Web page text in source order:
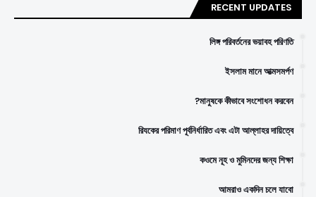
RECENT UPDATES
লিঙ্গ পরিবর্তনের ভয়াবহ পরিণতি
ইসলাম মানে আত্মসমর্পণ
মানুষকে কীভাবে সংশোধন করবেন?
রিযকের পরিমাণ পূর্বনির্ধারিত এবং এটা আল্লাহর দায়িত্বে
কওমে নূহ ও মুমিনদের জন্য শিক্ষা
আমরাও একদিন চলে যাবো